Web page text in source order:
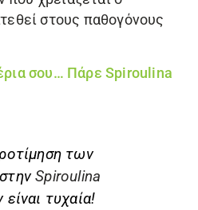
στους παθογόνους
σου… Πάρε Spiroulina
των
Spiroulina
είναι τυχαία!